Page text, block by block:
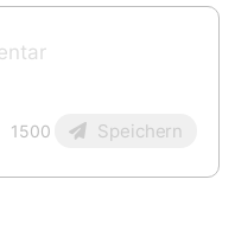
1500 Speichern